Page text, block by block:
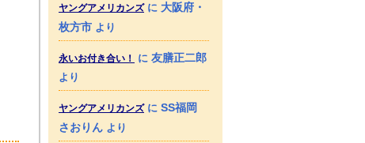
ヤングアメリカンズに 大阪府・
枚方市 より
永いお付き合い！ に 友膳正二郎
より
ヤングアメリカンズに SS福岡
さおりん より